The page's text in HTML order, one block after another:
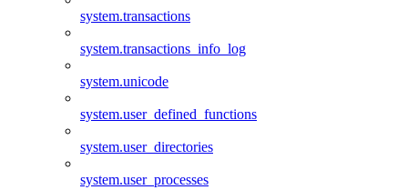
system.transactions
system.transactions_info_log
system.unicode
system.user_defined_functions
system.user_directories
system.user_processes